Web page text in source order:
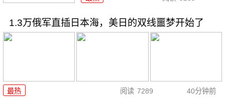
1.3万俄军直插日本海，美日的双线噩梦开始了
最热 阅读 7289 40分钟前